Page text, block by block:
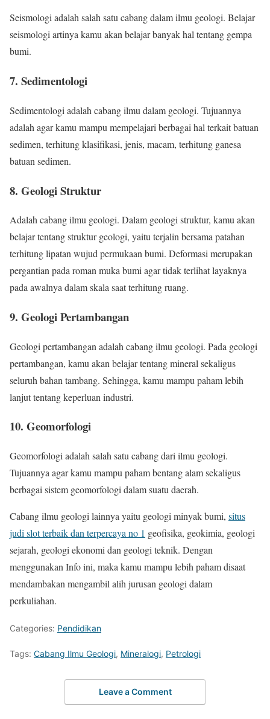
Seismologi adalah salah satu cabang dalam ilmu geologi. Belajar
seismologi artinya kamu akan belajar banyak hal tentang gempa
bumi.
7. Sedimentologi
Sedimentologi adalah cabang ilmu dalam geologi. Tujuannya
adalah agar kamu mampu mempelajari berbagai hal terkait batuan
sedimen, terhitung klasifikasi, jenis, macam, terhitung ganesa
batuan sedimen.
8. Geologi Struktur
Adalah cabang ilmu geologi. Dalam geologi struktur, kamu akan
belajar tentang struktur geologi, yaitu terjalin bersama patahan
terhitung lipatan wujud permukaan bumi. Deformasi merupakan
pergantian pada roman muka bumi agar tidak terlihat layaknya
pada awalnya dalam skala saat terhitung ruang.
9. Geologi Pertambangan
Geologi pertambangan adalah cabang ilmu geologi. Pada geologi
pertambangan, kamu akan belajar tentang mineral sekaligus
seluruh bahan tambang. Sehingga, kamu mampu paham lebih
lanjut tentang keperluan industri.
10. Geomorfologi
Geomorfologi adalah salah satu cabang dari ilmu geologi.
Tujuannya agar kamu mampu paham bentang alam sekaligus
berbagai sistem geomorfologi dalam suatu daerah.
Cabang ilmu geologi lainnya yaitu geologi minyak bumi, situs
judi slot terbaik dan terpercaya no 1 geofisika, geokimia, geologi
sejarah, geologi ekonomi dan geologi teknik. Dengan
menggunakan Info ini, maka kamu mampu lebih paham disaat
mendambakan mengambil alih jurusan geologi dalam
perkuliahan.
Categories: Pendidikan
Tags: Cabang Ilmu Geologi, Mineralogi, Petrologi
Leave a Comment